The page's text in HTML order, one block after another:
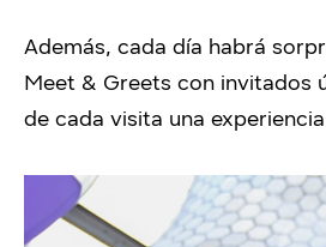
Además, cada día habrá
Meet & Greets con invitados
de cada visita una